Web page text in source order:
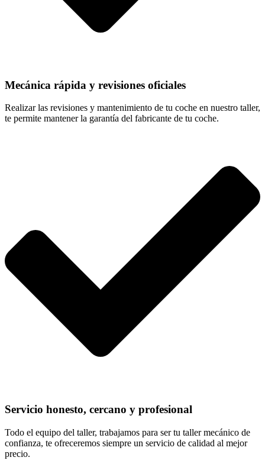
Mecánica rápida y revisiones oficiales
Realizar las revisiones y mantenimiento de tu coche en nuestro taller,
te permite mantener la garantía del fabricante de tu coche.
Servicio honesto, cercano y profesional
Todo el equipo del taller, trabajamos para ser tu taller mecánico de
confianza, te ofreceremos siempre un servicio de calidad al mejor
precio.